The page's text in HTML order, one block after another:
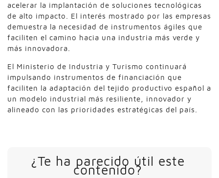
acelerar la implantación de soluciones tecnológicas
de alto impacto. El interés mostrado por las empresas
demuestra la necesidad de instrumentos ágiles que
faciliten el camino hacia una industria más verde y
más innovadora.
El Ministerio de Industria y Turismo continuará
impulsando instrumentos de financiación que
faciliten la adaptación del tejido productivo español a
un modelo industrial más resiliente, innovador y
alineado con las prioridades estratégicas del país.
¿Te ha parecido útil este
contenido?